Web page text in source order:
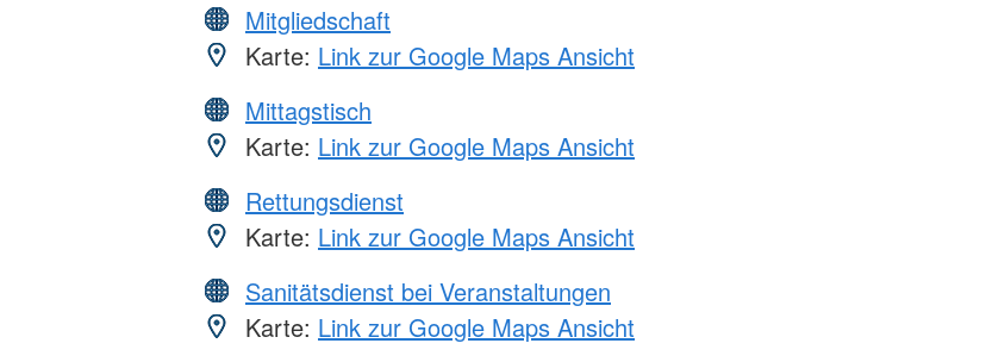
Mitgliedschaft
Karte: Link zur Google Maps Ansicht
Mittagstisch
Karte: Link zur Google Maps Ansicht
Rettungsdienst
Karte: Link zur Google Maps Ansicht
Sanitätsdienst bei Veranstaltungen
Karte: Link zur Google Maps Ansicht